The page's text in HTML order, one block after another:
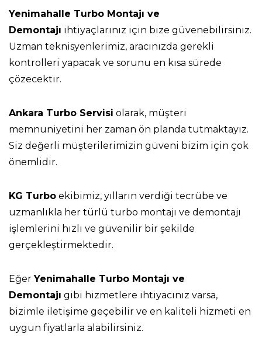
Yenimahalle Turbo Montajı ve
Demontajı ihtiyaçlarınız için bize güvenebilirsiniz.
Uzman teknisyenlerimiz, aracınızda gerekli
kontrolleri yapacak ve sorunu en kısa sürede
çözecektir.
Ankara Turbo Servisi olarak, müşteri
memnuniyetini her zaman ön planda tutmaktayız.
Siz değerli müşterilerimizin güveni bizim için çok
önemlidir.
KG Turbo ekibimiz, yılların verdiği tecrübe ve
uzmanlıkla her türlü turbo montajı ve demontajı
işlemlerini hızlı ve güvenilir bir şekilde
gerçekleştirmektedir.
EğerYenimahalle Turbo Montajı ve
Demontajı gibi hizmetlere ihtiyacınız varsa,
bizimle iletişime geçebilir ve en kaliteli hizmeti en
uygun fiyatlarla alabilirsiniz.